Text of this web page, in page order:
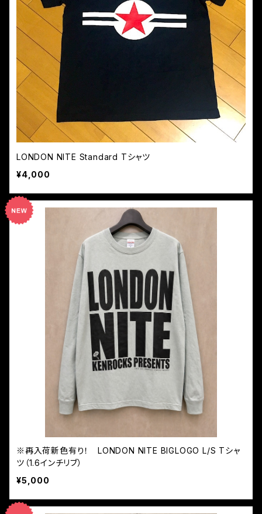
LONDON NITE Standard Tシャツ
¥4,000
※再入荷新色有り！ LONDON NITE BIGLOGO L/S Tシャ
ツ（1.6インチリブ）
¥5,000